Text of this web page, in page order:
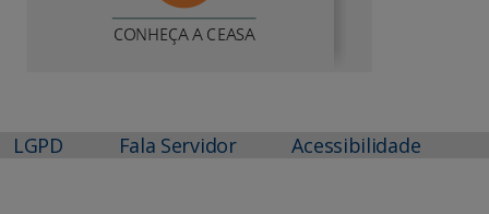
LGPD Fala Servidor Acessibilidade